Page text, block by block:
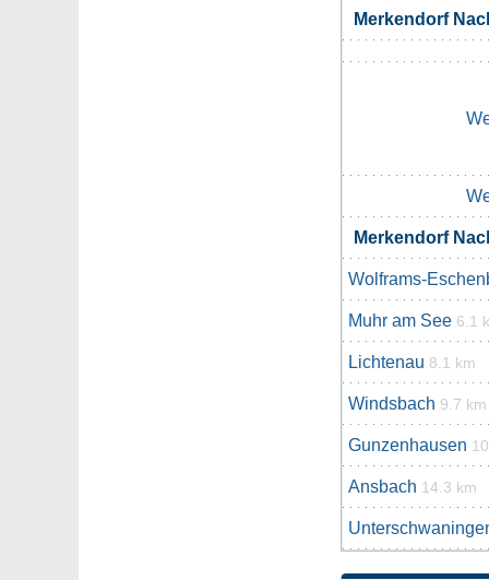
Merkendorf
Merkendorf
Wolframs-
Muhr am See 6.1
Lichtenau 8.1 km
Windsbach 9.7 km
Gunzenhausen
Ansbach 14.3 km